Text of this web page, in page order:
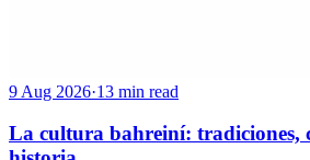
9 Aug 2026·13 min read
La cultura bahreiní: tradiciones,